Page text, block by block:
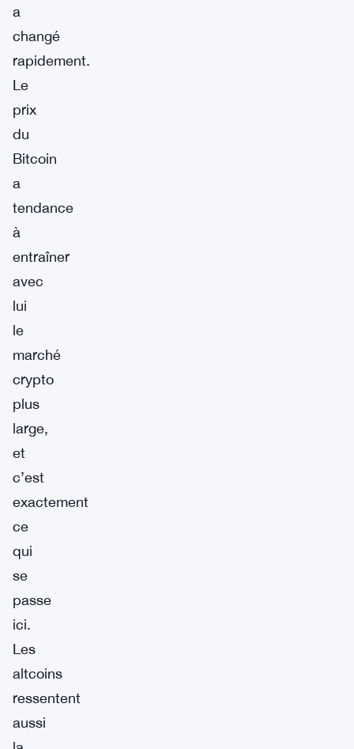
a
changé
rapidement.
Le
prix
du
Bitcoin
a
tendance
à
entraîner
avec
lui
le
marché
crypto
plus
large,
et
c’est
exactement
ce
qui
se
passe
ici.
Les
altcoins
ressentent
aussi